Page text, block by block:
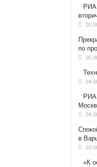
РИА
по
РИА
в
«К